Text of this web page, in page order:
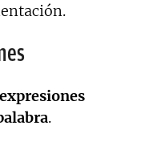
expresiones
.